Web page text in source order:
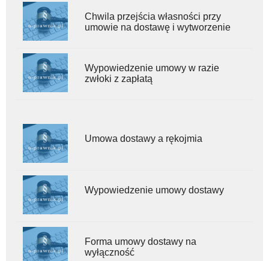
Chwila przejścia własności przy
umowie na dostawę i wytworzenie
Wypowiedzenie umowy w razie
zwłoki z zapłatą
Umowa dostawy a rękojmia
Wypowiedzenie umowy dostawy
Forma umowy dostawy na
wyłączność